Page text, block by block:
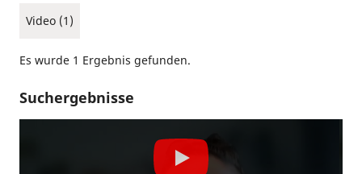
Video (1)
Es wurde 1 Ergebnis gefunden.
Suchergebnisse